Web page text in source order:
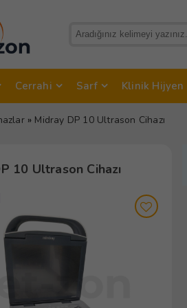
Cerrahi Sarf Klinik Hijyen
» Midray DP 10 Ultrason Cihazı
10 Ultrason Cihazı